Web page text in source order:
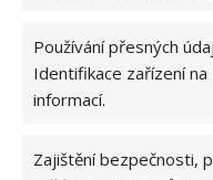
Používání přesných
Identifikace zařízení na
informací.
Zajištění bezpečnosti,